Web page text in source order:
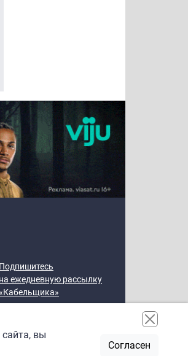
Подпишитесь
на ежедневную рассылку
вы
Согласен